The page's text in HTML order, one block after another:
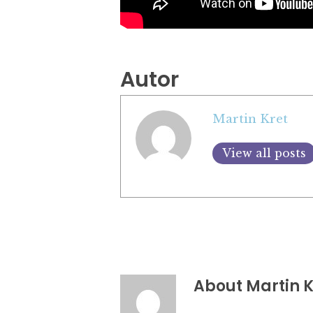
Autor
Martin Kret
View all posts
About Martin